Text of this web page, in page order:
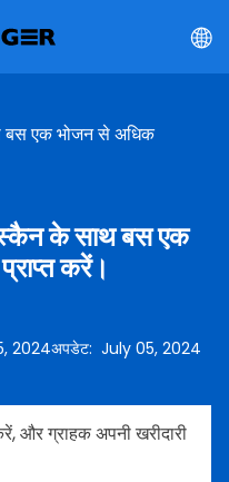
बस एक भोजन से अधिक
के साथ बस एक
करें।
2024अपडेट: July 05, 2024
ग्राहक अपनी खरीदारी